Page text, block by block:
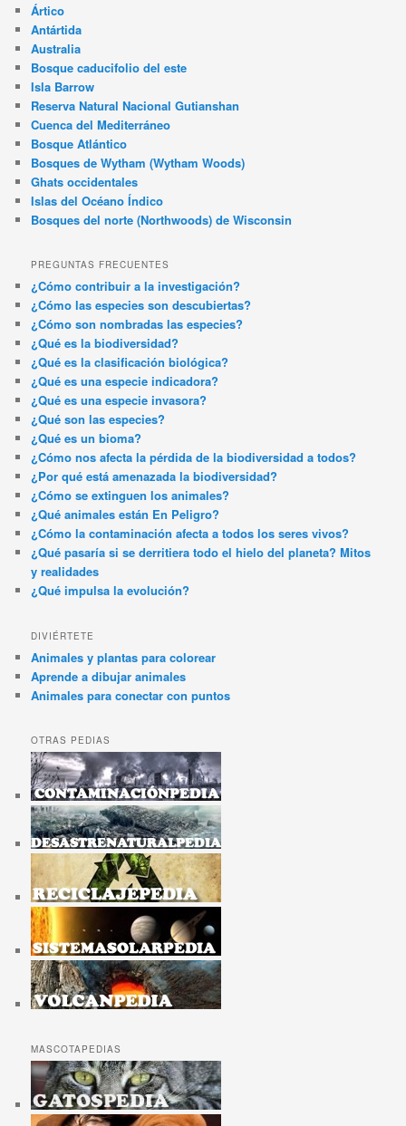
Ártico
Antártida
Australia
Bosque caducifolio del este
Isla Barrow
Reserva Natural Nacional Gutianshan
Cuenca del Mediterráneo
Bosque Atlántico
Bosques de Wytham (Wytham Woods)
Ghats occidentales
Islas del Océano Índico
Bosques del norte (Northwoods) de Wisconsin
PREGUNTAS FRECUENTES
¿Cómo contribuir a la investigación?
¿Cómo las especies son descubiertas?
¿Cómo son nombradas las especies?
¿Qué es la biodiversidad?
¿Qué es la clasificación biológica?
¿Qué es una especie indicadora?
¿Qué es una especie invasora?
¿Qué son las especies?
¿Qué es un bioma?
¿Cómo nos afecta la pérdida de la biodiversidad a todos?
¿Por qué está amenazada la biodiversidad?
¿Cómo se extinguen los animales?
¿Qué animales están En Peligro?
¿Cómo la contaminación afecta a todos los seres vivos?
¿Qué pasaría si se derritiera todo el hielo del planeta? Mitos
y realidades
¿Qué impulsa la evolución?
DIVIÉRTETE
Animales y plantas para colorear
Aprende a dibujar animales
Animales para conectar con puntos
OTRAS PEDIAS
MASCOTAPEDIAS